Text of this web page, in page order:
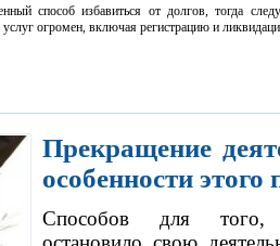
способ избавиться от долгов, тогда
огромен, включая регистрацию и
Прекращение
особенности этого
Способов для того,